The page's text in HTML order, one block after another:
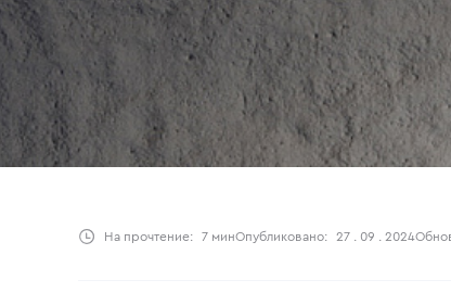
На прочтение: 7 минОпубликовано: 27 . 09 . 2024